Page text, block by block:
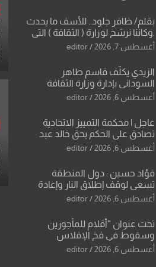
بقلم/ ظافر جلود.. للأسف ما يحدث
.وكاننا نرشح لوزارة ( الثقافة ) التي
ماتت من زمان وزير يمثلها من
العراقية..
أغسطس 7, 2026 editor
الزيدي يكلّف قاسم طاهر
السوداني بإدارة وزارة الثقافة
أغسطس 6, 2026 editor
عاجل | محكمة التمييز الاتحادية
تصادق على الحكم بحق خالد عبد
الواحد كبيان
أغسطس 6, 2026 editor
فؤاد حسين : دول المنطقة
تسعى لوقف إطلاق النار وإعادة
فتح مضيق هرمز .. والعراق يطرح
أغسطس 6, 2026 editor
تحت عنوان “أقلام للمأجورين
وسقوط في فخ الإفلاس
الإعلامي”: ردٌّ صريح على افتراءات
أغسطس 6, 2026 editor